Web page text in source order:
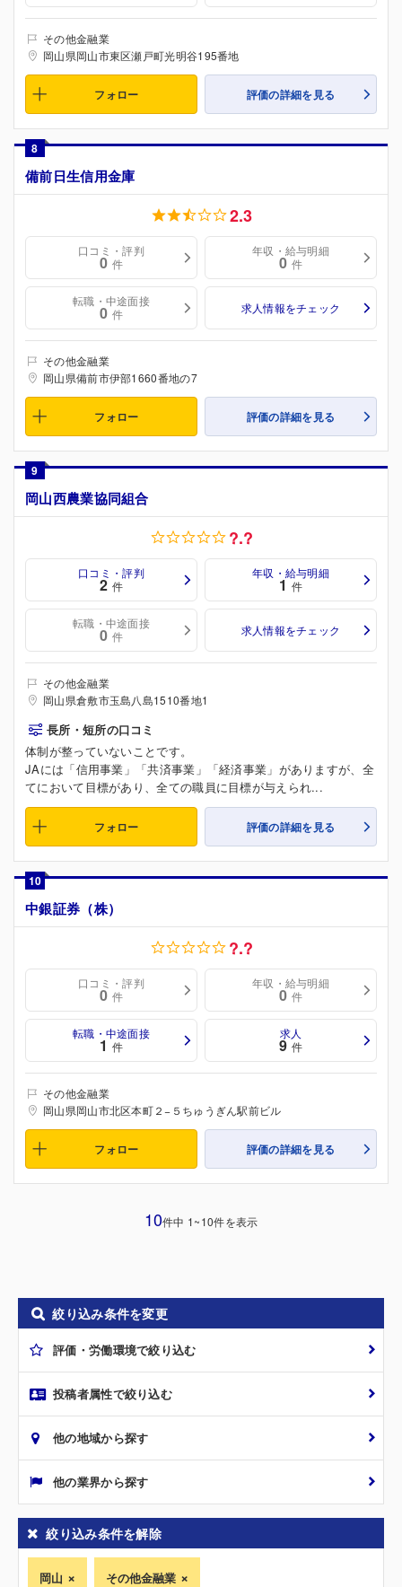
その他金融業
岡山県岡山市東区瀬戸町光明谷195番地
フォロー 評価の詳細を見る
8
備前日生信用金庫
2.3
口コミ・評判
0 件
年収・給与明細
0 件
転職・中途面接
0 件 求人情報をチェック
その他金融業
岡山県備前市伊部1660番地の7
フォロー 評価の詳細を見る
9
岡山西農業協同組合
?.?
口コミ・評判
2 件
年収・給与明細
1 件
転職・中途面接
0 件 求人情報をチェック
その他金融業
岡山県倉敷市玉島八島1510番地1
長所・短所の口コミ
体制が整っていないことです。
JAには「信用事業」「共済事業」「経済事業」がありますが、全
てにおいて目標があり、全ての職員に目標が与えられ...
フォロー 評価の詳細を見る
10
中銀証券（株）
?.?
口コミ・評判
0 件
年収・給与明細
0 件
転職・中途面接
1 件
求人
9 件
その他金融業
岡山県岡山市北区本町２−５ちゅうぎん駅前ビル
フォロー 評価の詳細を見る
10件中 1~10件を表示
絞り込み条件を変更
評価・労働環境で絞り込む
投稿者属性で絞り込む
他の地域から探す
他の業界から探す
絞り込み条件を解除
岡山 その他金融業